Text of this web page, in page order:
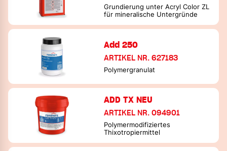
Grundierung unter Acryl Color ZL
für mineralische Untergründe
Add 250
ARTIKEL NR. 627183
Polymergranulat
ADD TX NEU
ARTIKEL NR. 094901
Polymermodifiziertes
Thixotropiermittel